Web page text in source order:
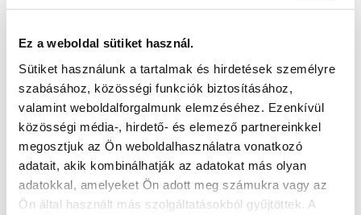
Ez a weboldal sütiket használ.
Sütiket használunk a tartalmak és hirdetések személyre
szabásához, közösségi funkciók biztosításához,
valamint weboldalforgalmunk elemzéséhez. Ezenkívül
közösségi média-, hirdető- és elemező partnereinkkel
megosztjuk az Ön weboldalhasználatra vonatkozó
adatait, akik kombinálhatják az adatokat más olyan
adatokkal, amelyeket Ön adott meg számukra vagy az
Ön által használt más szolgáltatásokból gyűjtöttek. A